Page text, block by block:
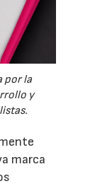
por la
y
marca